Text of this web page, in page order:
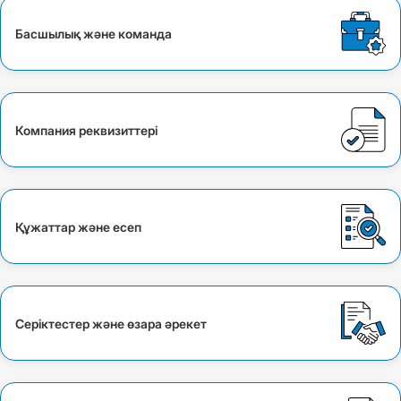
Басшылық және команда
Компания реквизиттері
Құжаттар және есеп
Серіктестер және өзара әрекет